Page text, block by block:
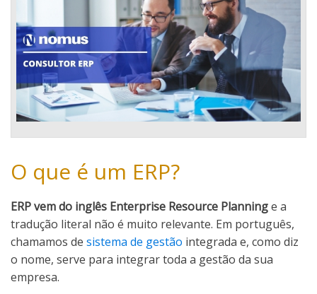
O que é um ERP?
ERP vem do inglês Enterprise Resource Planninge a
tradução literal não é muito relevante. Em português,
chamamos de sistema de gestão integrada e, como diz
o nome, serve para integrar toda a gestão da sua
empresa.